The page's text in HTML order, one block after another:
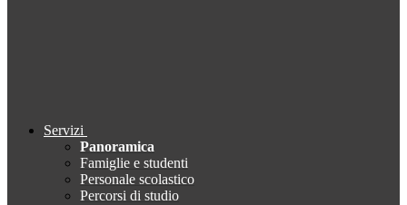
Servizi
Panoramica
Famiglie e studenti
Personale scolastico
Percorsi di studio